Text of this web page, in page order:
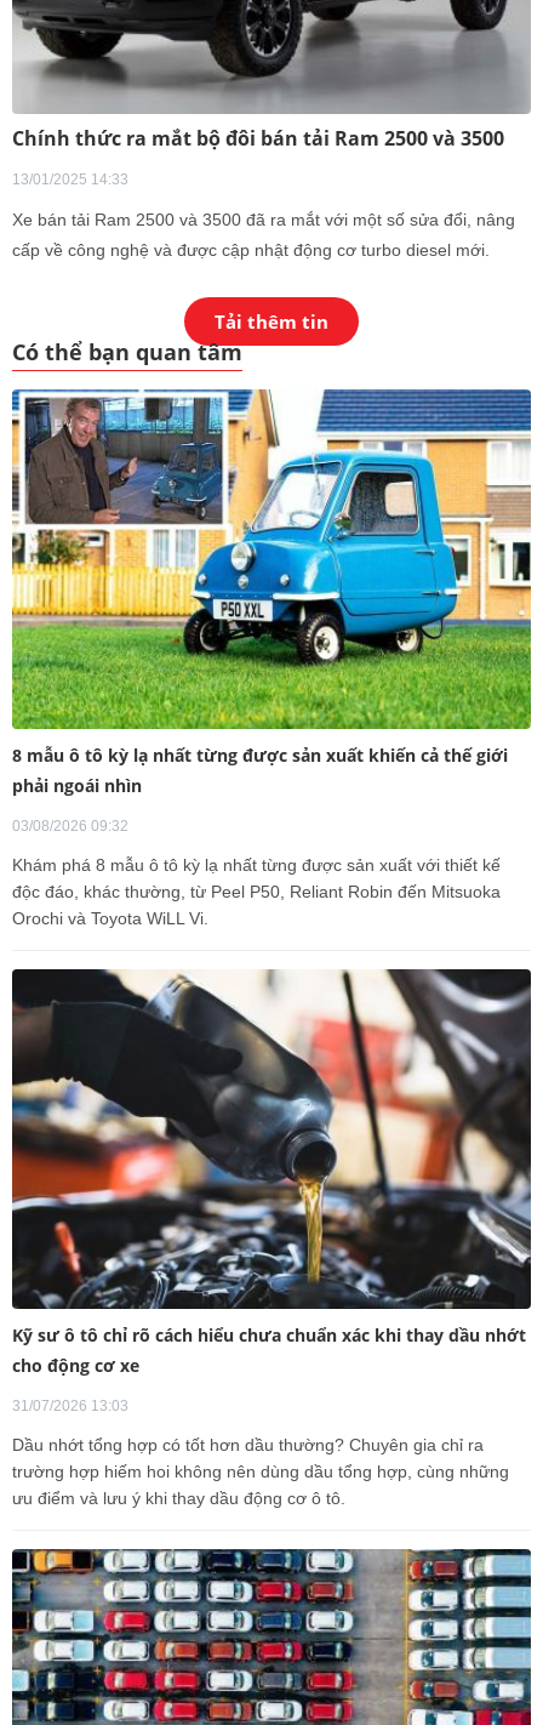
Chính thức ra mắt bộ đôi bán tải Ram 2500 và 3500
13/01/2025 14:33
Xe bán tải Ram 2500 và 3500 đã ra mắt với một số sửa đổi, nâng
cấp về công nghệ và được cập nhật động cơ turbo diesel mới.
Tải thêm tin
Có thể bạn quan tâm
8 mẫu ô tô kỳ lạ nhất từng được sản xuất khiến cả thế giới
phải ngoái nhìn
03/08/2026 09:32
Khám phá 8 mẫu ô tô kỳ lạ nhất từng được sản xuất với thiết kế
độc đáo, khác thường, từ Peel P50, Reliant Robin đến Mitsuoka
Orochi và Toyota WiLL Vi.
Kỹ sư ô tô chỉ rõ cách hiểu chưa chuẩn xác khi thay dầu nhớt
cho động cơ xe
31/07/2026 13:03
Dầu nhớt tổng hợp có tốt hơn dầu thường? Chuyên gia chỉ ra
trường hợp hiếm hoi không nên dùng dầu tổng hợp, cùng những
ưu điểm và lưu ý khi thay dầu động cơ ô tô.